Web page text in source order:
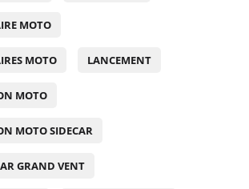
MOTO
MOTO LANCEMENT
MOTO
MOTO SIDECAR
GRAND VENT